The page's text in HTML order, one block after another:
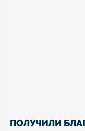
ПОЛУЧИЛИ